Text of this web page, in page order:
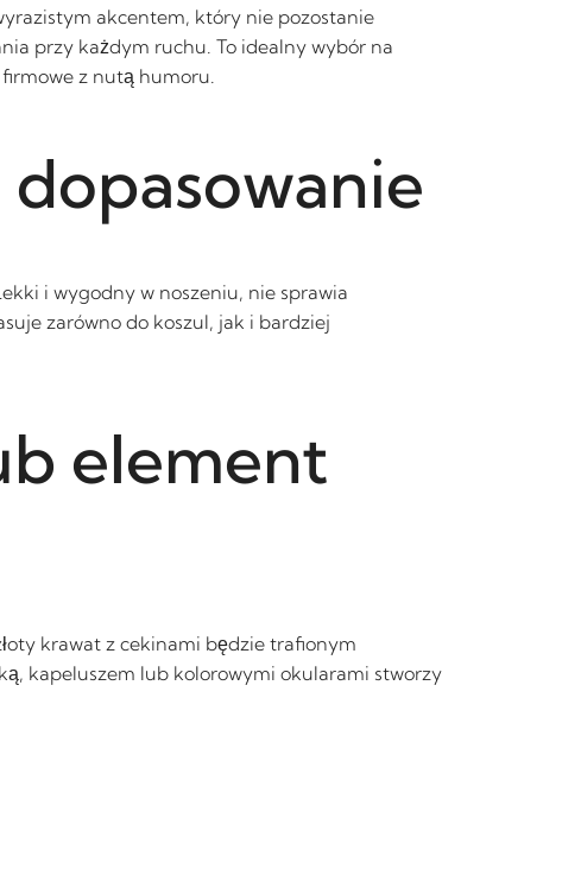
akcentem, który nie pozostanie
przy każdym ruchu. To idealny wybór na
z nutą humoru.
i wygodny w noszeniu, nie sprawia
zarówno do koszul, jak i bardziej
element
krawat z cekinami będzie trafionym
kapeluszem lub kolorowymi okularami stworzy